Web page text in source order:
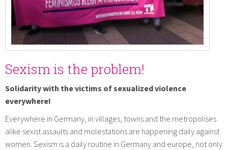
Sexism is the problem!
Solidarity with the victims of sexualized violence
everywhere!
Everywhere in Germany, in villages, towns and the metropolises
alike sexist assaults and molestations are happening daily against
women. Sexism is a daily routine in Germany and europe, not only